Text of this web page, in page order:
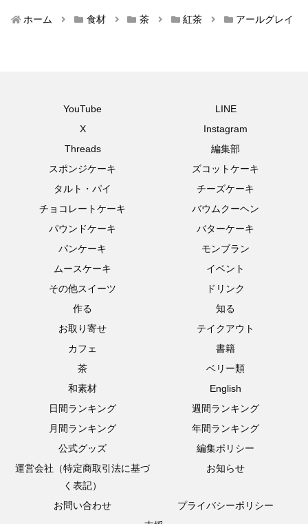
ホーム 食材 茶 紅茶 アールグレイ
YouTube
LINE
X
Instagram
Threads
編集部
スポンジケーキ
ズコットケーキ
タルト・パイ
チーズケーキ
チョコレートケーキ
バウムクーヘン
パウンドケーキ
バターケーキ
パンケーキ
モンブラン
ムースケーキ
イベント
その他スイーツ
ドリンク
作る
知る
お取り寄せ
テイクアウト
カフェ
書籍
茶
ベリー類
和素材
English
日間ランキング
週間ランキング
月間ランキング
年間ランキング
公式グッズ
編集ポリシー
運営会社（特定商取引法に基づ
く表記）
お知らせ
お問い合わせ
プライバシーポリシー